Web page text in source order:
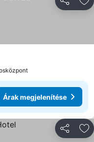
Árak megjelenítése